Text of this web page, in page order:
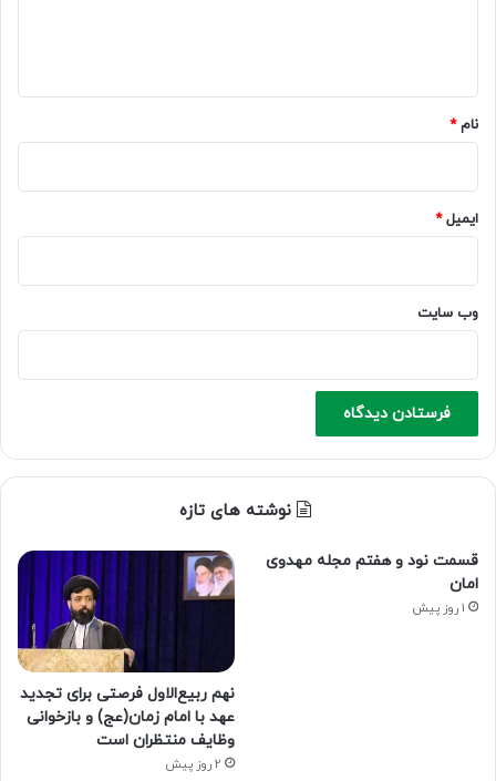
نام*
ایمیل*
وب‌ سایت
نوشته های تازه
قسمت نود و هفتم مجله مهدوی
امان
1 روز پیش
نهم ربیع‌الاول فرصتی برای تجدید
عهد با امام زمان(عج) و بازخوانی
وظایف منتظران است
2 روز پیش